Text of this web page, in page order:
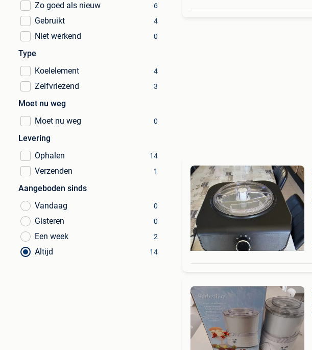
Zo goed als nieuw 6
Gebruikt 4
Niet werkend 0
Type
Koelelement
4
Zelfvriezend 3
Moet nu weg
Moet nu weg
0
Levering
Ophalen
14
Verzenden 1
Aangeboden sinds
Vandaag
0
Gisteren 0
Een week 2
Altijd 14